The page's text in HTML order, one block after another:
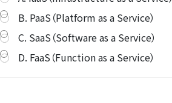
B. PaaS（Platform as a Service）
C. SaaS（Software as a Service）
D. FaaS（Function as a Service）